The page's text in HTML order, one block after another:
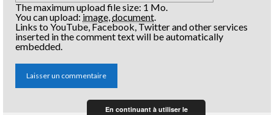
The maximum upload file size: 1 Mo.
You can upload:image document
Links to YouTube, Facebook, Twitter and other services
inserted in the comment text will be automatically
embedded.
En continuant à utiliser le